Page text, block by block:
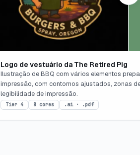
Logo de vestuário da The Retired Pig
Ilustração de BBQ com vários elementos
impressão, com contornos ajustados, zonas
legibilidade de impressão.
Tier 4 8 cores .ai · .pdf